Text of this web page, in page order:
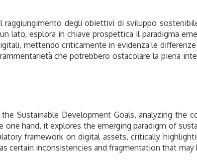
degli obiettivi di sviluppo
lato, esplora in chiave prospettica il paradigma
mettendo criticamente in evidenza le
che potrebbero ostacolare la piena
Sustainable Development Goals, analyzing the
hand, it explores the emerging paradigm of
framework on digital assets, critically
certain inconsistencies and fragmentation that